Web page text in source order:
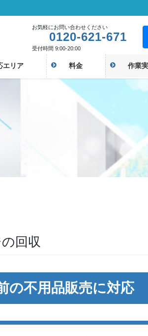
お気軽にお問い合わせください
0120-621-671
受付時間 9:00-20:00
エリア 料金 作業
回収
の不用品販売に対応